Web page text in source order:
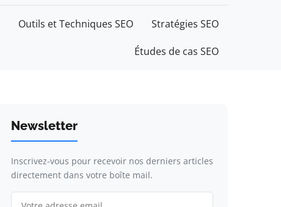
Outils et Techniques SEO Stratégies SEO
Études de cas SEO
Newsletter
Inscrivez-vous pour recevoir nos derniers articles
directement dans votre boîte mail.